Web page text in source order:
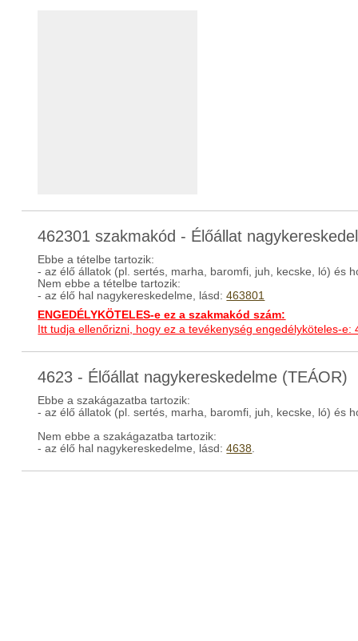
462301 szakmakód - Élőállat
Ebbe a tételbe tartozik:
- az élő állatok (pl. sertés, marha, baromfi, juh, kecske, ló) és
Nem ebbe a tételbe tartozik:
- az élő hal nagykereskedelme, lásd:463801
ENGEDÉLYKÖTELES-e ez a szakmakód szám:
Itt tudja ellenőrizni, hogy ez a tevékenység engedélyköteles-e:
4623 - Élőállat nagykereskedelme (TEÁOR)
Ebbe a szakágazatba tartozik:
- az élő állatok (pl. sertés, marha, baromfi, juh, kecske, ló) és
Nem ebbe a szakágazatba tartozik:
- az élő hal nagykereskedelme, lásd:4638.